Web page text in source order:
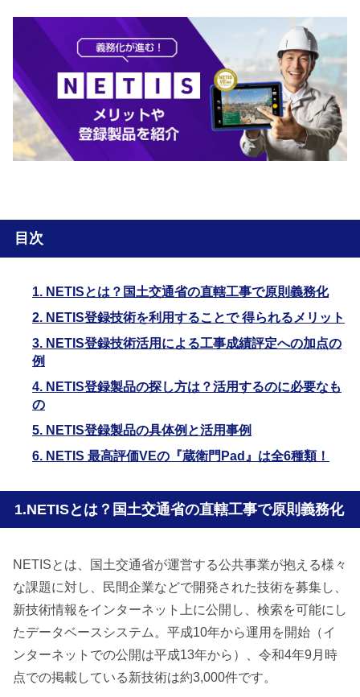
目次
1. NETISとは？国土交通省の直轄工事で原則義務化
2. NETIS登録技術を利用することで 得られるメリット
3. NETIS登録技術活用による工事成績評定への加点の
例
4. NETIS登録製品の探し方は？活用するのに必要なも
の
5. NETIS登録製品の具体例と活用事例
6. NETIS 最高評価VEの『蔵衛門Pad』は全6種類！
NETISとは？国土交通省の直轄工事で原則義務化
NETISとは、国土交通省が運営する公共事業が抱える様々
な課題に対し、民間企業などで開発された技術を募集し、
新技術情報をインターネット上に公開し、検索を可能にし
たデータベースシステム。平成10年から運用を開始（イ
ンターネットでの公開は平成13年から）、令和4年9月時
点での掲載している新技術は約3,000件です。